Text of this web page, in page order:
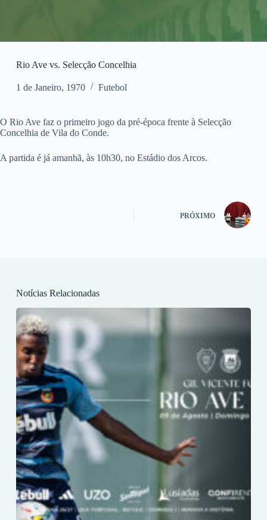
Rio Ave vs. Selecção Concelhia
1 de Janeiro, 1970 Futebol
O Rio Ave faz o primeiro jogo da pré-época frente à Selecção
Concelhia de Vila do Conde.
A partida é já amanhã, às 10h30, no Estádio dos Arcos.
PRÓXIMO
Notícias Relacionadas